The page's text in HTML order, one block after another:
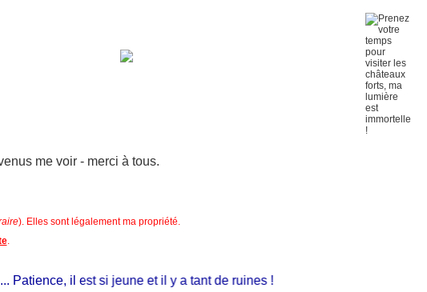
me voir - merci à tous.
). Elles sont légalement ma propriété.
.
il est si jeune et il y a tant de ruines !